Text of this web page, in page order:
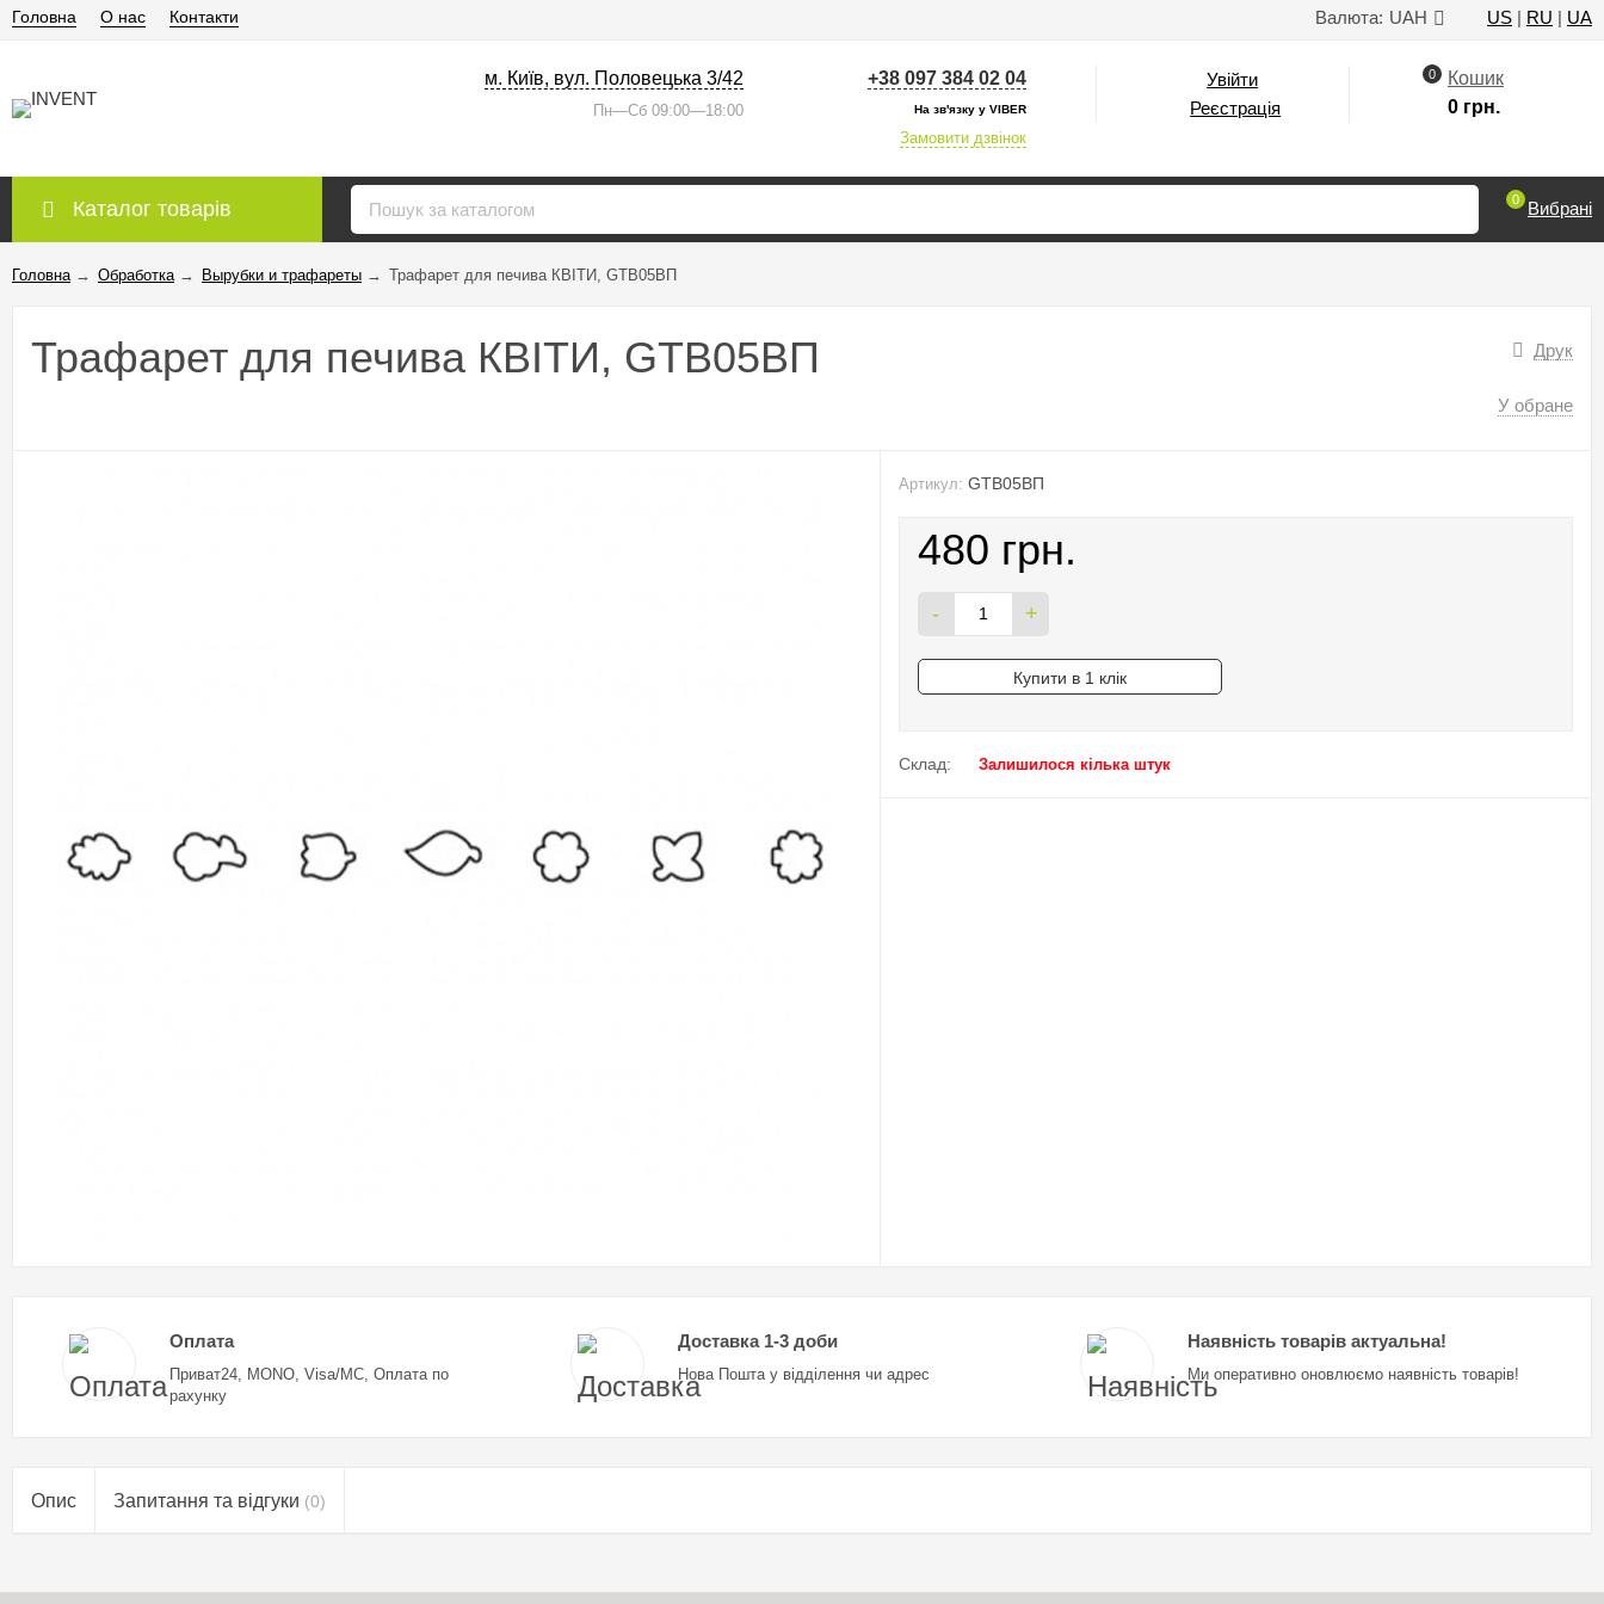
Валюта: UAH US | RU | UA
Головна О нас Контакти
м. Київ, вул. Половецька 3/42
Пн—Сб 09:00—18:00
+38 097 384 02 04
На зв'язку у VIBER
Замовити дзвінок
Увійти
Реєстрація
0
Кошик
0 грн.
Каталог товарів 0 Вибрані
Головна → Обработка→ Вырубки и трафареты → Трафарет для печива КВІТИ, GTB05ВП
Друк
Трафарет для печива КВІТИ, GTB05ВП
У обране
Артикул: GTB05ВП
480 грн.
- +
Купити в 1 клік
Склад: Залишилося кілька штук
Оплата
Приват24, MONO, Visa/MC, Оплата по
рахунку
Доставка 1-3 доби
Нова Пошта у відділення чи адрес
Наявність товарів актуальна!
Ми оперативно оновлюємо наявність товарів!
Опис Запитання та відгуки (0)